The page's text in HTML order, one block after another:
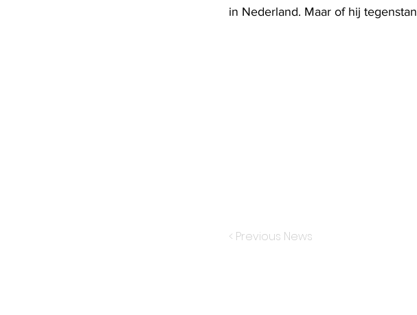
in Nederland. Maar of hij
< Previous News